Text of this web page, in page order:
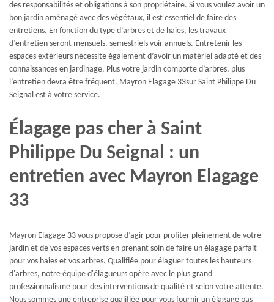
des responsabilités et obligations à son propriétaire. Si vous voulez avoir un
bon jardin aménagé avec des végétaux, il est essentiel de faire des
entretiens. En fonction du type d’arbres et de haies, les travaux
d’entretien seront mensuels, semestriels voir annuels. Entretenir les
espaces extérieurs nécessite également d’avoir un matériel adapté et des
connaissances en jardinage. Plus votre jardin comporte d’arbres, plus
l’entretien devra être fréquent. Mayron Elagage 33sur Saint Philippe Du
Seignal est à votre service.
Élagage pas cher à Saint
Philippe Du Seignal : un
entretien avec Mayron Elagage
33
Mayron Elagage 33 vous propose d’agir pour profiter pleinement de votre
jardin et de vos espaces verts en prenant soin de faire un élagage parfait
pour vos haies et vos arbres. Qualifiée pour élaguer toutes les hauteurs
d'arbres, notre équipe d'élagueurs opère avec le plus grand
professionnalisme pour des interventions de qualité et selon votre attente.
Nous sommes une entreprise qualifiée pour vous fournir un élagage pas